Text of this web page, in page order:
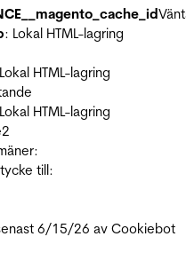
: Lokal HTML-lagring
HTML-lagring
HTML-lagring
2
till:
6/15/26 av Cookiebot